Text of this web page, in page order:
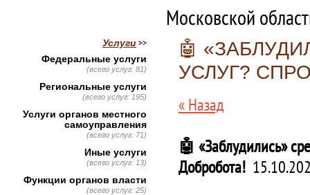
Московской
🤖
УСЛУГ?
« Назад
🤖 «Заблудились»
Добробота!
Услуги
Федеральные услуги
(всего услуг: 81)
Региональные услуги
(всего услуг: 195)
Услуги органов местного
самоуправления
(всего услуг: 71)
Иные услуги
(всего услуг: 13)
Функции органов власти
(всего услуг: 25)